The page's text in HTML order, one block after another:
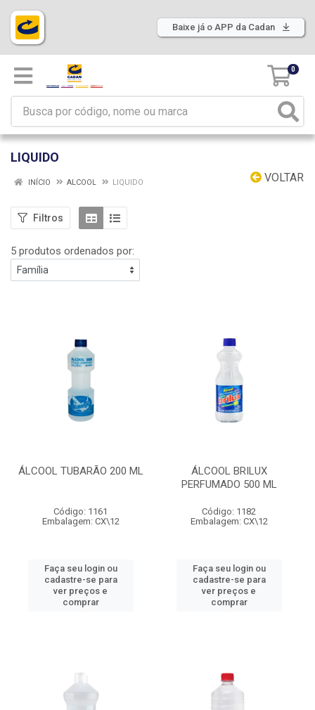
Baixe já o APP da Cadan
0
LIQUIDO
VOLTAR
INÍCIO ALCOOL LIQUIDO
Filtros
5 produtos ordenados por:
ÁLCOOL TUBARÃO 200 ML
Código: 1161
Embalagem: CX\12
Faça seu login ou
cadastre-se para
ver preços e
comprar
ÁLCOOL BRILUX
PERFUMADO 500 ML
Código: 1182
Embalagem: CX\12
Faça seu login ou
cadastre-se para
ver preços e
comprar